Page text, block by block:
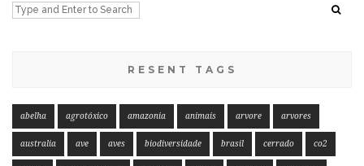
RESENT TAGS
abelha agrotóxico amazonia animais arvore arvores
australia ave aves biodiversidade brasil cerrado co2